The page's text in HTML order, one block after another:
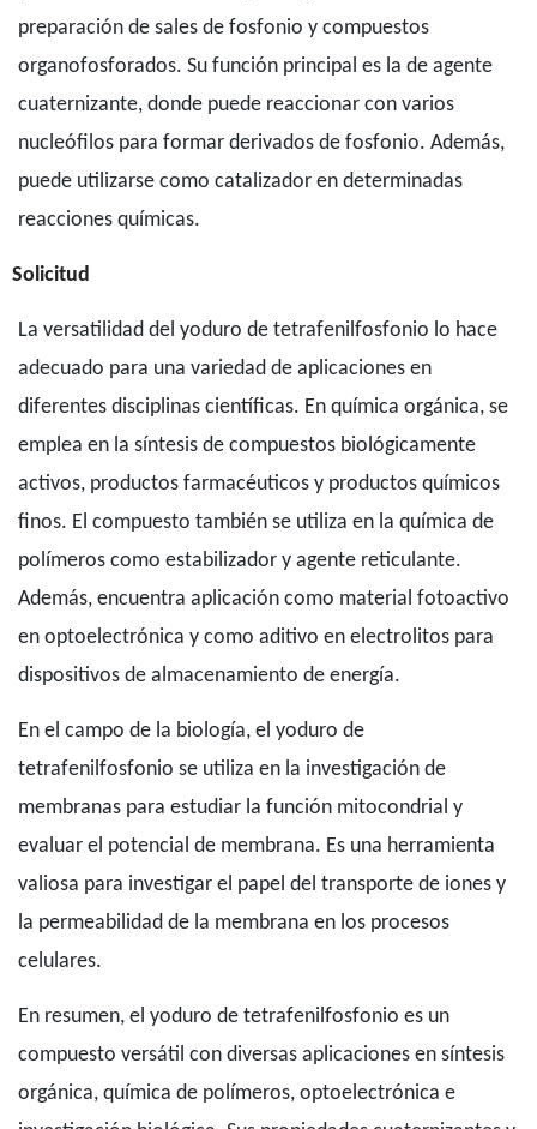
preparación de sales de fosfonio y compuestos
organofosforados. Su función principal es la de agente
cuaternizante, donde puede reaccionar con varios
nucleófilos para formar derivados de fosfonio. Además,
puede utilizarse como catalizador en determinadas
reacciones químicas.
Solicitud
La versatilidad del yoduro de tetrafenilfosfonio lo hace
adecuado para una variedad de aplicaciones en
diferentes disciplinas científicas. En química orgánica, se
emplea en la síntesis de compuestos biológicamente
activos, productos farmacéuticos y productos químicos
finos. El compuesto también se utiliza en la química de
polímeros como estabilizador y agente reticulante.
Además, encuentra aplicación como material fotoactivo
en optoelectrónica y como aditivo en electrolitos para
dispositivos de almacenamiento de energía.
En el campo de la biología, el yoduro de
tetrafenilfosfonio se utiliza en la investigación de
membranas para estudiar la función mitocondrial y
evaluar el potencial de membrana. Es una herramienta
valiosa para investigar el papel del transporte de iones y
la permeabilidad de la membrana en los procesos
celulares.
En resumen, el yoduro de tetrafenilfosfonio es un
compuesto versátil con diversas aplicaciones en síntesis
orgánica, química de polímeros, optoelectrónica e